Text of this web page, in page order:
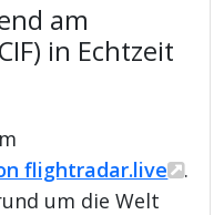
am
in Echtzeit
flightradar.live
.
um die Welt